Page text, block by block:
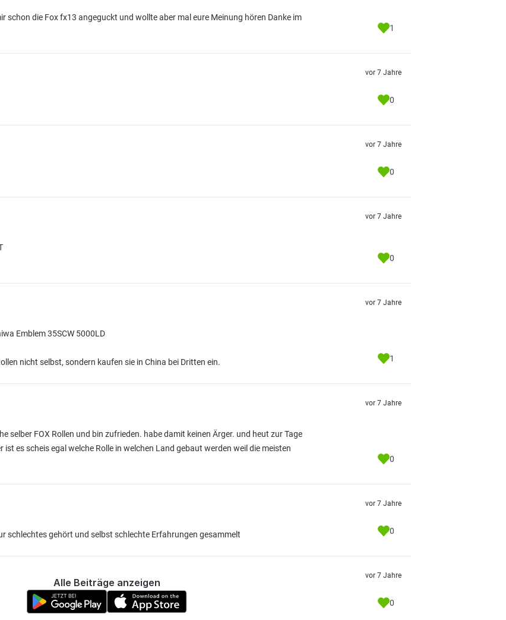
schon die Fox fx13 angeguckt und wollte aber mal eure Meinung hören Danke im
1
vor 7 Jahre
0
vor 7 Jahre
0
vor 7 Jahre
0
Emblem 35SCW 5000LD
nicht selbst, sondern kaufen sie in China bei Dritten ein.
vor 7 Jahre
1
selber FOX Rollen und bin zufrieden. habe damit keinen Ärger. und heut zur Tage
es scheis egal welche Rolle in welchen Land gebaut werden weil die meisten
vor 7 Jahre
0
schlechtes gehört und selbst schlechte Erfahrungen gesammelt
vor 7 Jahre
0
vor 7 Jahre
0
Alle Beiträge anzeigen